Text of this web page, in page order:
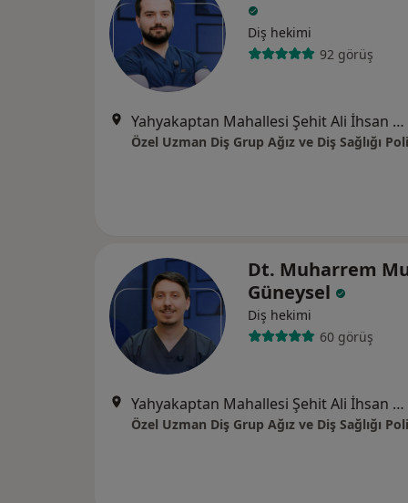
Diş hekimi
92 görüş
Yahyakaptan Mahallesi Şehit Ali İhsan Çakmak Sokak No:46/B Nazer Inn İş Merkezi, Kocaeli
Özel Uzman Diş Grup Ağız ve Diş Sağlığı
Dt. Muharrem
Güneysel
Diş hekimi
60 görüş
Yahyakaptan Mahallesi Şehit Ali İhsan Çakmak Sokak No:46/B Nazer Inn İş Merkezi, Kocaeli
Özel Uzman Diş Grup Ağız ve Diş Sağlığı